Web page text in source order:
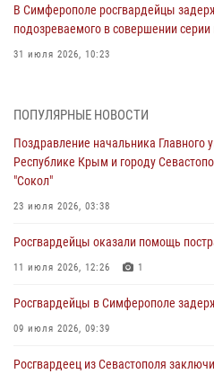
В Симферополе росгвардейцы
подозреваемого в совершении
31 июля 2026, 10:23
объекте в Севастополе
Росгвардейцы Севастополя
охраняемом объекте
29 июля 2026, 12:34
Росгвардейцы Крыма и Севастополя
28 июля 2026, 14:18
В Симферополе сотрудники
в краже из гипермаркета
ПОПУЛЯРНЫЕ НОВОСТИ
Поздравление начальника Главного
Республике Крым и городу
"Сокол"
23 июля 2026, 03:38
Росгвардейцы оказали помощь
11 июля 2026, 12:26 1
Росгвардейцы в Симферополе
09 июля 2026, 09:39
Росгвардеец из Севастополя